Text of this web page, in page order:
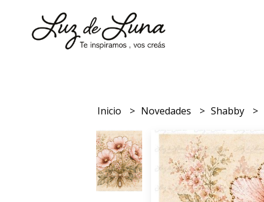
Inicio Novedades Shabby